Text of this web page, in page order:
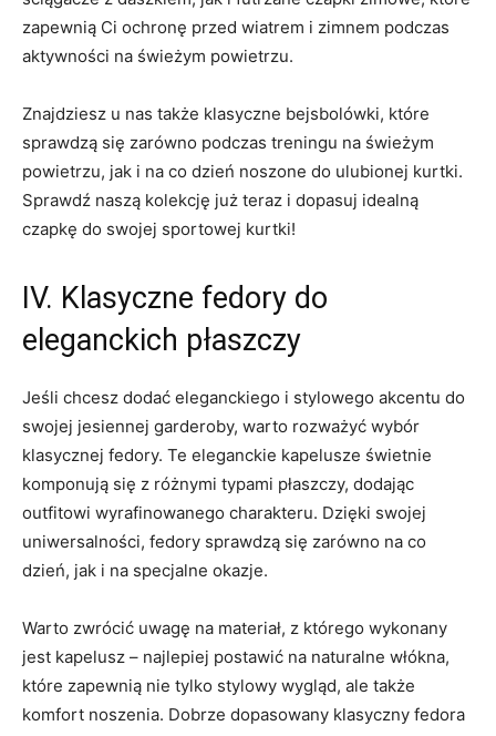
zapewnią Ci ochronę ⁢przed wiatrem i zimnem podczas ​
aktywności na ​świeżym powietrzu.
Znajdziesz u nas także ‌klasyczne bejsbolówki,‌ które
sprawdzą się zarówno podczas​ treningu na świeżym
powietrzu, jak i na co dzień⁢ noszone do ulubionej kurtki.
Sprawdź naszą kolekcję już teraz​ i dopasuj idealną
czapkę ‌do swojej sportowej kurtki!
IV. Klasyczne fedory do
eleganckich⁤ płaszczy
Jeśli chcesz‍ dodać eleganckiego i​ stylowego akcentu do
swojej ‍jesiennej garderoby,⁣ warto rozważyć wybór
klasycznej fedory. Te ​eleganckie kapelusze świetnie‌
komponują się z różnymi ⁣typami płaszczy,‍ dodając
outfitowi​ wyrafinowanego charakteru. Dzięki⁢ swojej
uniwersalności, fedory sprawdzą się zarówno ⁣na co
dzień, jak i na specjalne okazje.
Warto zwrócić​ uwagę⁣ na materiał,‌ z którego wykonany
jest kapelusz – najlepiej postawić ‌na‌ naturalne ‌włókna,
które zapewnią nie tylko stylowy wygląd, ale także
komfort noszenia. ​Dobrze‍ dopasowany klasyczny fedora